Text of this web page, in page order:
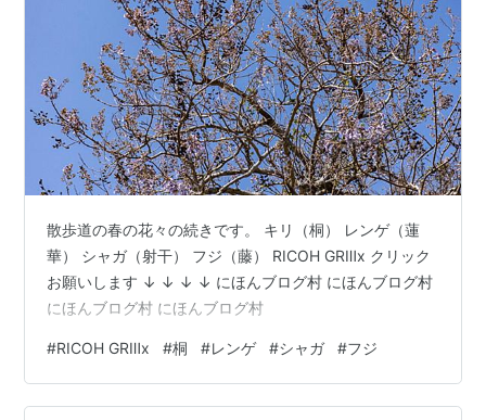
散歩道の春の花々の続きです。 キリ（桐） レンゲ（蓮
華） シャガ（射干） フジ（藤） RICOH GRⅢx クリック
お願いします ↓ ↓ ↓ ↓ にほんブログ村 にほんブログ村
にほんブログ村 にほんブログ村
#RICOH GRⅢx #桐 #レンゲ #シャガ #フジ